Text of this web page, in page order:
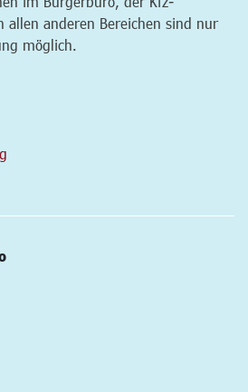
allen anderen Bereichen sind nur
möglich.